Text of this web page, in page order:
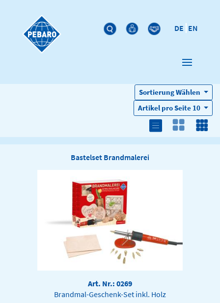
DE EN
SortierungWählen
Artikel pro Seite 10
Bastelset Brandmalerei
Art. Nr.: 0269
Brandmal-Geschenk-Set inkl. Holz